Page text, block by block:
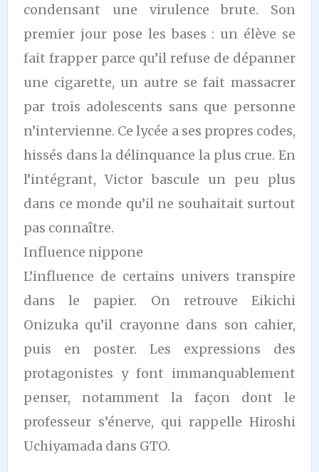
condensant une virulence brute. Son
premier jour pose les bases : un élève se
fait frapper parce qu’il refuse de dépanner
une cigarette, un autre se fait massacrer
par trois adolescents sans que personne
n’intervienne. Ce lycée a ses propres codes,
hissés dans la délinquance la plus crue. En
l’intégrant, Victor bascule un peu plus
dans ce monde qu’il ne souhaitait surtout
pas connaître.
Influence nippone
L’influence de certains univers transpire
dans le papier. On retrouve Eikichi
Onizuka qu’il crayonne dans son cahier,
puis en poster. Les expressions des
protagonistes y font immanquablement
penser, notamment la façon dont le
professeur s’énerve, qui rappelle Hiroshi
Uchiyamada dans GTO.